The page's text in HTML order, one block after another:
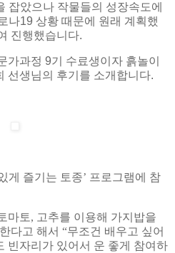
잡았으나 작물들의 성장속도에
나19 상황 때문에 원래 계획했
진행했습니다.
가과정 9기 수료생이자 흙놀이
선생님의 후기를 소개합니다.
게 즐기는 토종’ 프로그램에 참
마토, 고추를 이용해 가지밥을
다고 해서 “무조건 배우고 싶어
빈자리가 있어서 운 좋게 참여하